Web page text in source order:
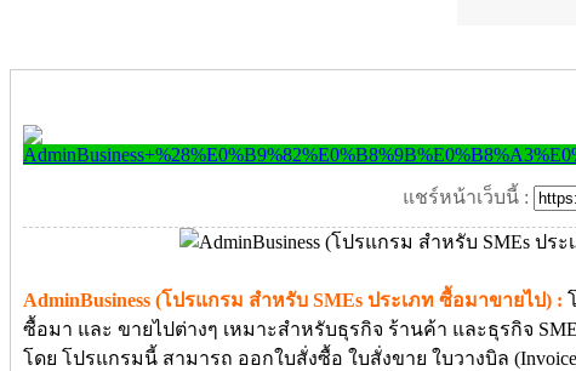
แชร์หน้าเว็บนี้ :
AdminBusiness (โปรแกรม สำหรับ SMEs ประเภท ซื้อมาขายไป) :
ซื้อมา และ ขายไปต่างๆ เหมาะสำหรับธุรกิจ ร้านค้า และธุรกิจ SMEs
โดย โปรแกรมนี้ สามารถ ออกใบสั่งซื้อ ใบสั่งขาย ใบวางบิล